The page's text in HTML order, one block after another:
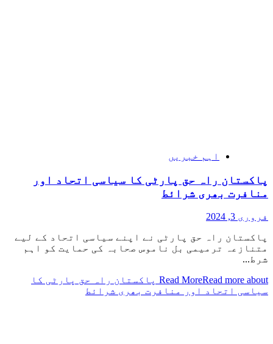
اہم خبریں
پاکستان راہ حق پارٹی کا سیاسی اتحاد اور
منافرت بھری شرائط
فروری 3, 2024
پاکستان راہ حق پارٹی نے اپنے سیاسی اتحاد کے لیے
متنازعہ ترمیمی بل ناموس صحابہ کی حمایت کو اہم
شرط...
Read More Read more about پاکستان راہ حق پارٹی کا
سیاسی اتحاد اور منافرت بھری شرائط